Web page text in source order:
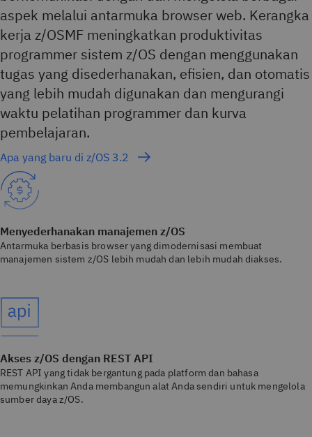
aspek melalui antarmuka browser web. Kerangka
kerja z/OSMF meningkatkan produktivitas
programmer sistem z/OS dengan menggunakan
tugas yang disederhanakan, efisien, dan otomatis
yang lebih mudah digunakan dan mengurangi
waktu pelatihan programmer dan kurva
pembelajaran.
Apa yang baru di z/OS 3.2
Menyederhanakan manajemen z/OS
Antarmuka berbasis browser yang dimodernisasi membuat
manajemen sistem z/OS lebih mudah dan lebih mudah diakses.
Akses z/OS dengan REST API
REST API yang tidak bergantung pada platform dan bahasa
memungkinkan Anda membangun alat Anda sendiri untuk mengelola
sumber daya z/OS.